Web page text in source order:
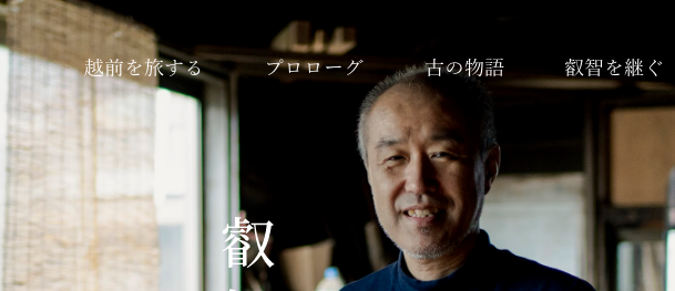
越前を旅する プロローグ 古の物語 叡智を継ぐ